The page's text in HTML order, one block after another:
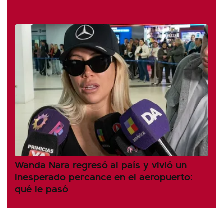
Wanda Nara regresó al país y vivió un
inesperado percance en el aeropuerto:
qué le pasó